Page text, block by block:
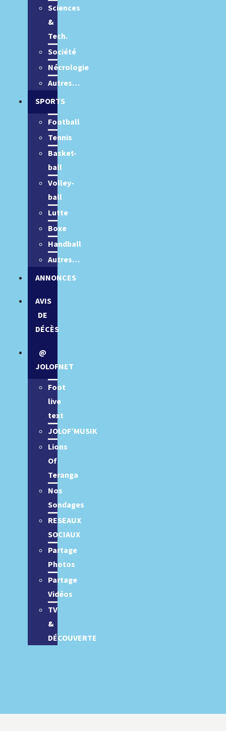
Sciences
&
Tech.
Société
Nécrologie
Autres…
SPORTS
Football
Tennis
Basket-
ball
Volley-
ball
Lutte
Boxe
Handball
Autres…
ANNONCES
AVIS
DE
DÉCÈS
@
JOLOFNET
Foot
live
text
JOLOF’MUSIK
Lions
Of
Teranga
Nos
Sondages
RESEAUX
SOCIAUX
Partage
Photos
Partage
Vidéos
TV
&
DÉCOUVERTE